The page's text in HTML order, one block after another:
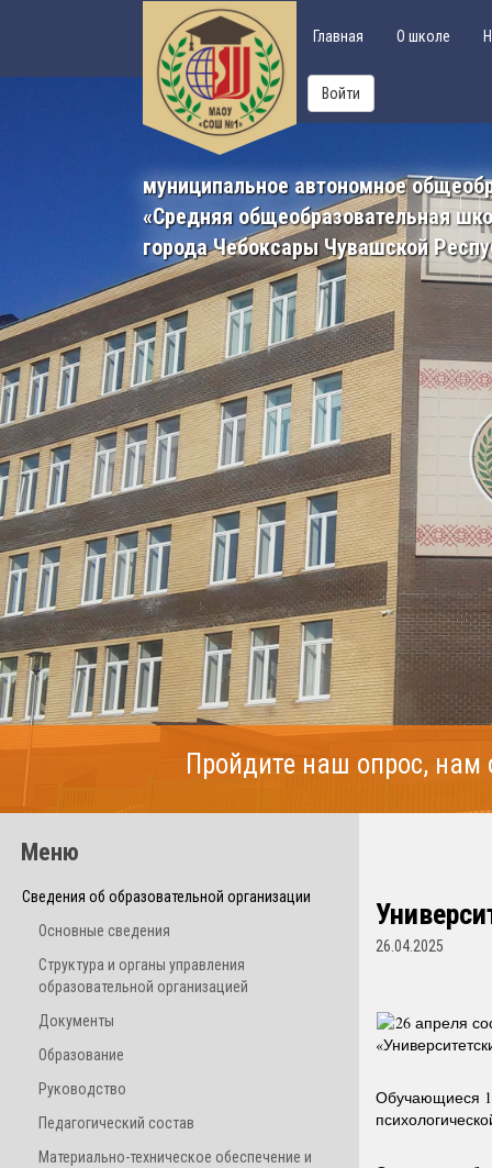
Главная О школе
Войти
муниципальное автономное
«Средняя общеобразовательная
города Чебоксары Чувашской
Пройдите наш опрос,
Меню
Сведения об образовательной организации
Основные сведения
Структура и органы управления
образовательной организацией
Документы
Образование
Руководство
Педагогический состав
Материально-техническое обеспечение и
26.04.2025
26 апреля
Обучающиеся